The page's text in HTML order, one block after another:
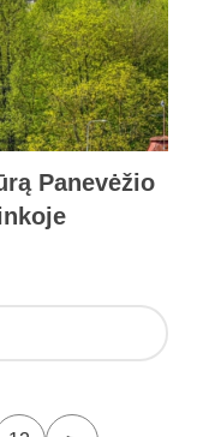
Panevėžio